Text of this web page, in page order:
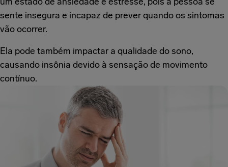
sente insegura e incapaz de prever quando os sintomas
vão ocorrer.
Ela pode também impactar a qualidade do sono,
causando insônia devido à sensação de movimento
contínuo.